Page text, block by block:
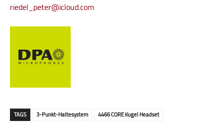
riedel_peter@icloud.com
TAGS 3-Punkt-Haltesystem
4466 CORE Kugel Headset